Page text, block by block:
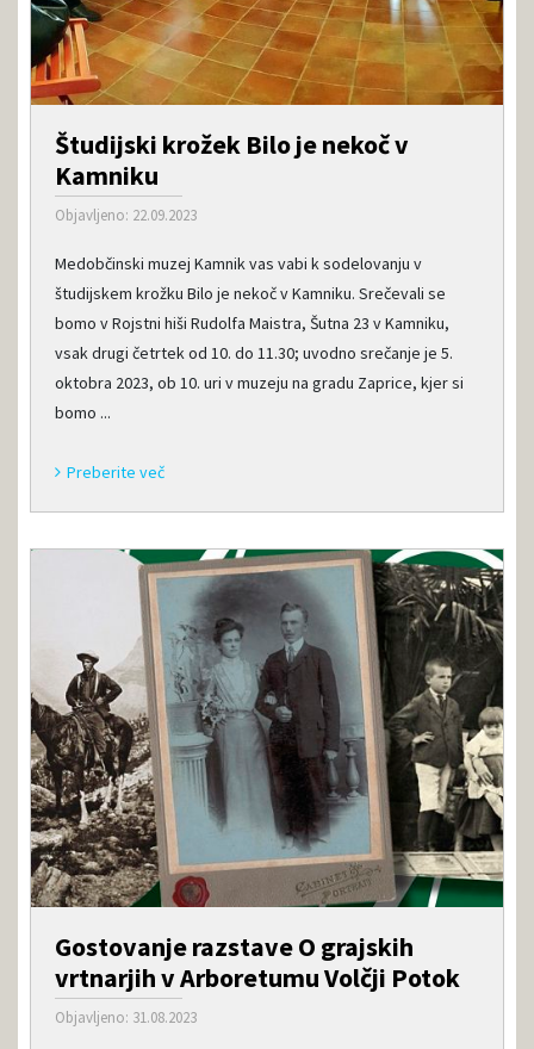
Študijski krožek Bilo je nekoč v
Kamniku
Objavljeno: 22.09.2023
Medobčinski muzej Kamnik vas vabi k sodelovanju v
študijskem krožku Bilo je nekoč v Kamniku. Srečevali se
bomo v Rojstni hiši Rudolfa Maistra, Šutna 23 v Kamniku,
vsak drugi četrtek od 10. do 11.30; uvodno srečanje je 5.
oktobra 2023, ob 10. uri v muzeju na gradu Zaprice, kjer si
bomo ...
Preberite več
Gostovanje razstave O grajskih
vrtnarjih v Arboretumu Volčji Potok
Objavljeno: 31.08.2023